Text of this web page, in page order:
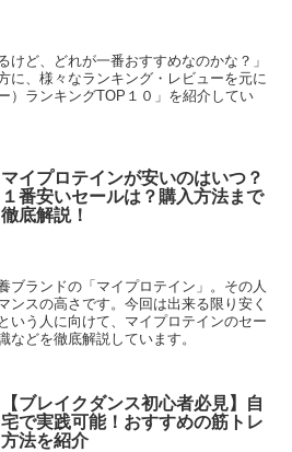
けど、どれが一番おすすめなのかな？」
に、様々なランキング・レビューを元に
）ランキングTOP１０」を紹介してい
マイプロテインが安いのはいつ？
１番安いセールは？購入方法まで
徹底解説！
ブランドの「マイプロテイン」。その人
ンスの高さです。今回は出来る限り安く
いう人に向けて、マイプロテインのセー
などを徹底解説しています。
【ブレイクダンス初心者必見】自
宅で実践可能！おすすめの筋トレ
方法を紹介